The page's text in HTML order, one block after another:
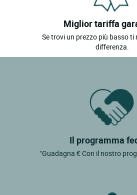
Miglior tariffa
Se trovi un prezzo più basso ti
differenza.
Il programma
"Guadagna € Con il nostro